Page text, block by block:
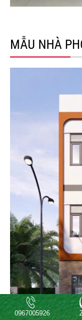
MẪU NHÀ
0967005926